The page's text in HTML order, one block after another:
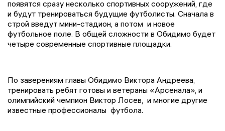
появятся сразу несколько спортивных сооружений, где
и будут тренироваться будущие футболисты. Сначала в
строй введут мини-стадион, а потом и новое
футбольное поле. В общей сложности в Обидимо будет
четыре современные спортивные площадки.
По заверениям главы Обидимо Виктора Андреева,
тренировать ребят готовы и ветераны «Арсенала», и
олимпийский чемпион Виктор Лосев, и многие другие
известные профессионалы футбола.